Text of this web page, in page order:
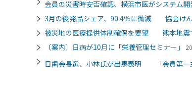
会員の災害時安否確認、横浜市医がシステ
3月の後発品シェア、90.4％に微減 協会け
被災地の医療提供体制確保を要望 熊本地震
〔案内〕日病が10月に「栄養管理セミナー」
日歯会長選、小林氏が出馬表明 「会員第一